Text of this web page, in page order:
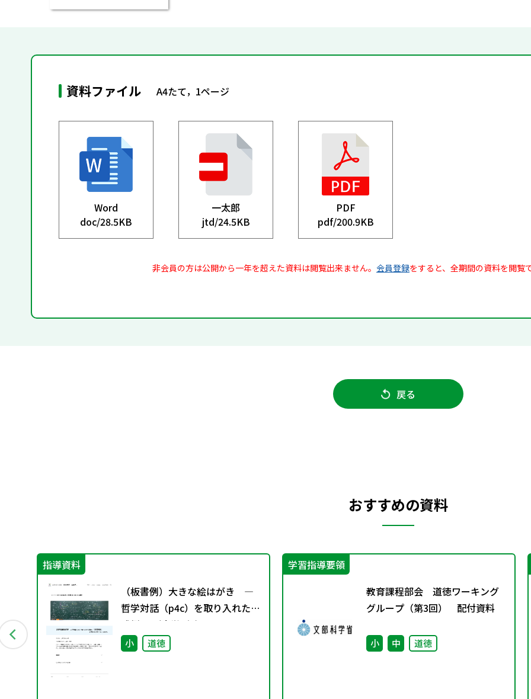
資料ファイル A4たて，1ページ
Word
doc/28.5KB
一太郎
jtd/24.5KB
PDF
pdf/200.9KB
非会員の方は公開から一年を超えた資料は閲覧出来ません。 会員登録をすると、全期間の資料を閲覧
戻る
おすすめの資料
指導資料
（板書例）大きな絵はがき ―
哲学対話（p4c）を取り入れた実
践例― （小学4年）
小 道徳
学習指導要領
教育課程部会 道徳ワーキング
グループ（第3回） 配付資料
小 中 道徳